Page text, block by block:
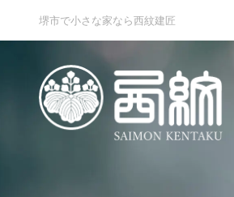
堺市で小さな家なら西紋建匠